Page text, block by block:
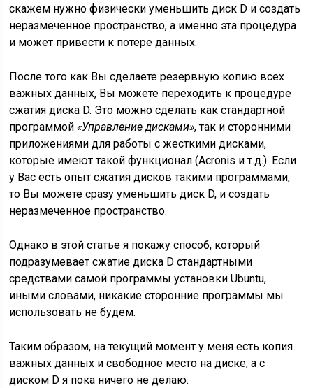
скажем нужно физически уменьшить диск D и создать
неразмеченное пространство, а именно эта процедура
и может привести к потере данных.
После того как Вы сделаете резервную копию всех
важных данных, Вы можете переходить к процедуре
сжатия диска D. Это можно сделать как стандартной
программой«Управление дисками», так и сторонними
приложениями для работы с жесткими дисками,
которые имеют такой функционал (Acronis и т.д.). Если
у Вас есть опыт сжатия дисков такими программами,
то Вы можете сразу уменьшить диск D, и создать
неразмеченное пространство.
Однако в этой статье я покажу способ, который
подразумевает сжатие диска D стандартными
средствами самой программы установки Ubuntu,
иными словами, никакие сторонние программы мы
использовать не будем.
Таким образом, на текущий момент у меня есть копия
важных данных и свободное место на диске, а с
диском D я пока ничего не делаю.